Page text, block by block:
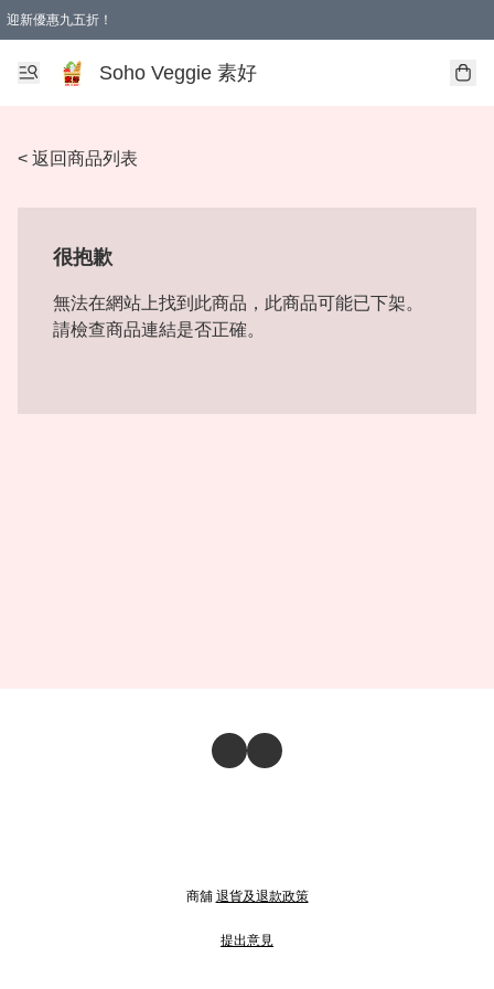
迎新優惠九五折！
Soho Veggie 素好
< 返回商品列表
很抱歉
無法在網站上找到此商品，此商品可能已下架。
請檢查商品連結是否正確。
商舖 退貨及退款政策
提出意見